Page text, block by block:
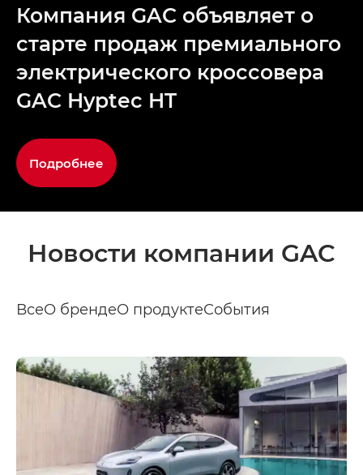
Компания GAC объявляет о
старте продаж премиального
электрического кроссовера
GAC Hyptec HT
Подробнее
Новости компании GAC
ВсеО брендеО продуктеСобытия